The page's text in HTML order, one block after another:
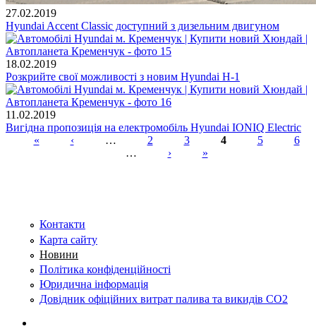
27.02.2019
Hyundai Accent Classic доступний з дизельним двигуном
18.02.2019
Розкрийте свої можливості з новим Hyundai H-1
11.02.2019
Вигідна пропозиція на електромобіль Hyundai IONIQ Electric
« ‹ … 2 3 4 5
6
…
› »
Контакти
Карта сайту
Новини
Політика конфіденційності
Юридична інформація
Довідник офіційних витрат палива та викидів СО2